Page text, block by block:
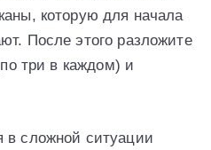
которую для начала
После этого разложите
три в каждом) и
сложной ситуации